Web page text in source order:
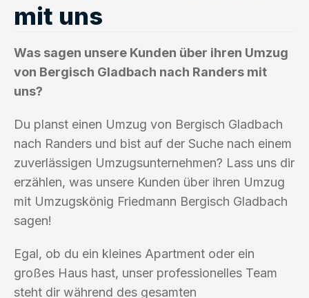
mit uns
Was sagen unsere Kunden über ihren Umzug
von Bergisch Gladbach nach Randers mit
uns?
Du planst einen Umzug von Bergisch Gladbach
nach Randers und bist auf der Suche nach einem
zuverlässigen Umzugsunternehmen? Lass uns dir
erzählen, was unsere Kunden über ihren Umzug
mit Umzugskönig Friedmann Bergisch Gladbach
sagen!
Egal, ob du ein kleines Apartment oder ein
großes Haus hast, unser professionelles Team
steht dir während des gesamten